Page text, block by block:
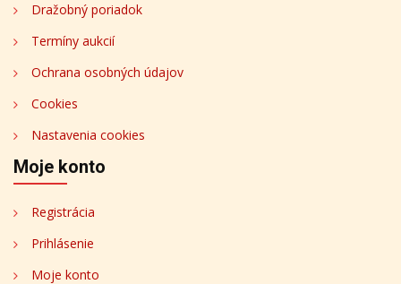
Dražobný poriadok
Termíny aukcií
Ochrana osobných údajov
Cookies
Nastavenia cookies
Moje konto
Registrácia
Prihlásenie
Moje konto